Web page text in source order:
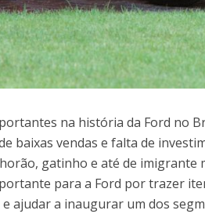
na história da Ford no
baixas vendas e falta de
gatinho e até de imigrante
para a Ford por trazer
ajudar a inaugurar um dos